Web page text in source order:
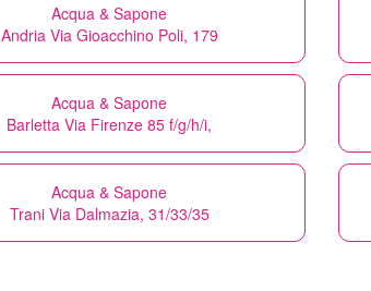
Acqua & Sapone
Andria Via Gioacchino Poli, 179
Acqua & Sapone
Barletta Via Firenze 85 f/g/h/i,
Acqua & Sapone
Trani Via Dalmazia, 31/33/35